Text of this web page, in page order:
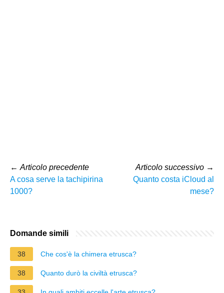
← Articolo precedente
A cosa serve la tachipirina
1000?
Articolo successivo →
Quanto costa iCloud al
mese?
Domande simili
38 Che cos'è la chimera etrusca?
38 Quanto durò la civiltà etrusca?